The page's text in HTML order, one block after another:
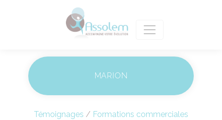
MARION
Témoignages / Formations commerciales